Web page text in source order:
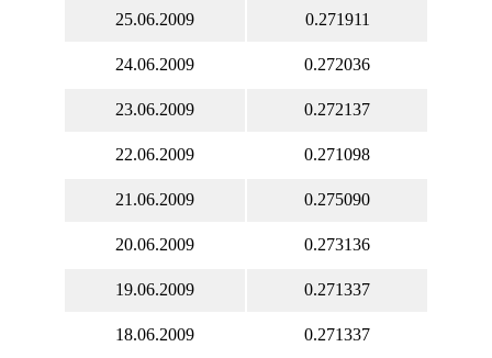
25.06.2009 0.271911
24.06.2009 0.272036
23.06.2009 0.272137
22.06.2009 0.271098
21.06.2009 0.275090
20.06.2009 0.273136
19.06.2009 0.271337
18.06.2009 0.271337